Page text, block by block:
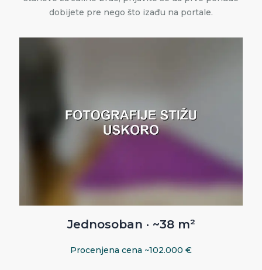
dobijete pre nego što izađu na portale.
Jednosoban · ~38 m²
Procenjena cena ~102.000 €